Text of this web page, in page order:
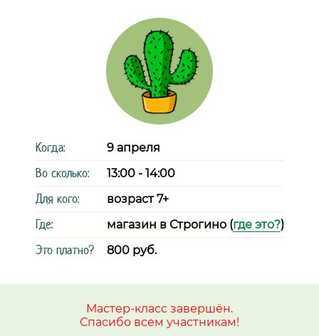
Когда: 9 апреля
Во сколько: 13:00 - 14:00
Для кого: возраст 7+
Где: магазин в Строгино (где это?)
Это платно? 800 руб.
Мастер-класс завершён.
Спасибо всем участникам!